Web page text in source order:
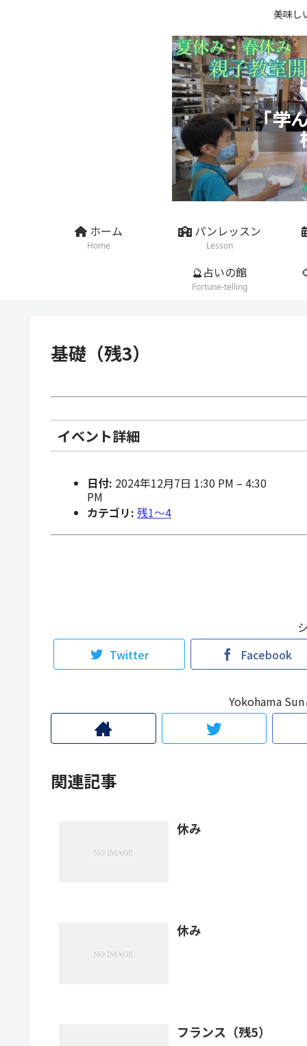
美味し
ホーム
Home
パンレッスン
Lesson
🔮占いの館
Fortune-telling
基礎（残3）
イベント詳細
日付: 2024年12月7日 1:30 PM –4:30
PM
カテゴリ: 残1〜4
Twitter
Facebook
Yokohama
関連記事
休み
休み
フランス（残5）